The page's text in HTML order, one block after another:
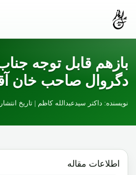
بازهم قابل توجه
دگروال صاحب خان
نویسنده: داکتر سیدعبدالله کاظم | تاریخ انتشار: 8
اطلاعات مقاله